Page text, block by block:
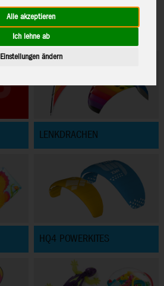
Alle akzeptieren
Ich lehne ab
Einstellungen ändern
LENKDRACHEN
HQ4 POWERKITES